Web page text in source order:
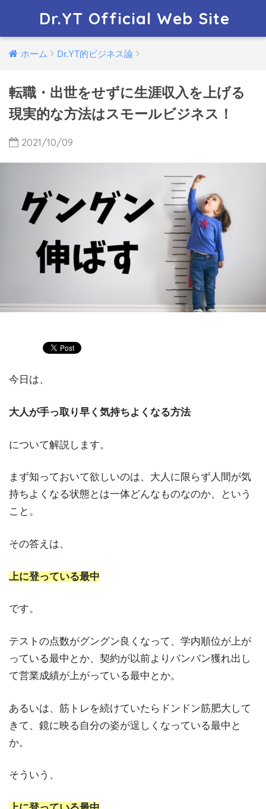
Dr.YT Official Web Site
ホーム Dr.YT的ビジネス論
転職・出世をせずに生涯収入を上げる
現実的な方法はスモールビジネス！
2021/10/09
今日は、
大人が手っ取り早く気持ちよくなる方法
について解説します。
まず知っておいて欲しいのは、大人に限らず人間が気
持ちよくなる状態とは一体どんなものなのか、という
こと。
その答えは、
上に登っている最中
です。
テストの点数がグングン良くなって、学内順位が上が
っている最中とか、契約が以前よりバンバン獲れ出し
て営業成績が上がっている最中とか。
あるいは、筋トレを続けていたらドンドン筋肥大して
きて、鏡に映る自分の姿が逞しくなっている最中と
か。
そういう、